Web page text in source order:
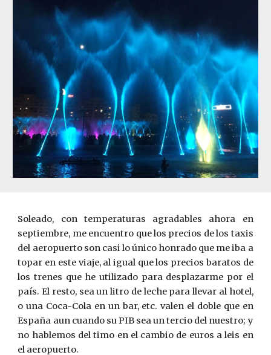
Soleado, con temperaturas agradables ahora en
septiembre, me encuentro que los precios de los taxis
del aeropuerto son casi lo único honrado que me iba a
topar en este viaje, al igual que los precios baratos de
los trenes que he utilizado para desplazarme por el
país. El resto, sea un litro de leche para llevar al hotel,
o una Coca-Cola en un bar, etc. valen el doble que en
España aun cuando su PIB sea un tercio del nuestro; y
no hablemos del timo en el cambio de euros a leis en
el aeropuerto.